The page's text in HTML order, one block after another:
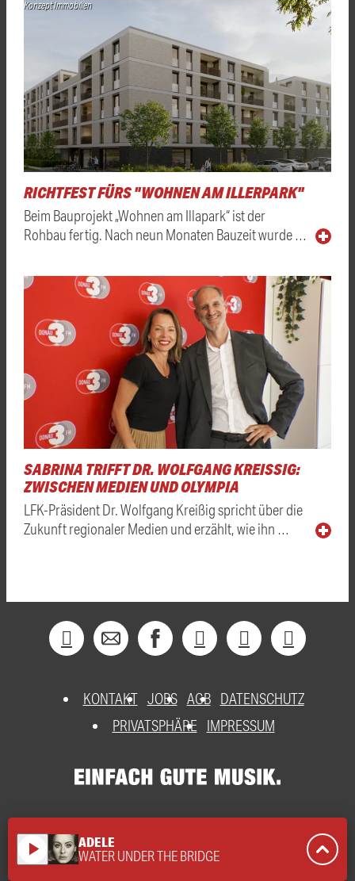
Konzept Immobilien
RICHTFEST FÜRS "WOHNEN AM ILLERPARK"
Beim Bauprojekt „Wohnen am Illapark“ ist der
Rohbau fertig. Nach neun Monaten Bauzeit wurde …
SABRINA TRIFFT DR. WOLFGANG KREISSIG: Z
WISCHEN MEDIEN UND OLYMPIA
LFK-Präsident Dr. Wolfgang Kreißig spricht über die
Zukunft regionaler Medien und erzählt, wie ihn …
KONTAKT JOBS AGB DATENSCHUTZ
PRIVATSPHÄRE
IMPRESSUM
play_arrow ADELE
WATER UNDER THE BRIDGE